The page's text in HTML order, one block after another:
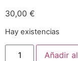
30,00 €
Hay existencias
Añadir